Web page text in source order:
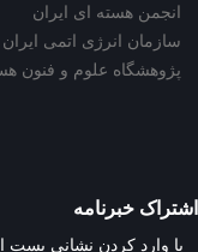
انجمن هسته ای ایران
سازمان انرژی اتمی ایران
پژوهشگاه علوم و فنون
اشتراک خبرنامه
با وارد کردن نشانی پست